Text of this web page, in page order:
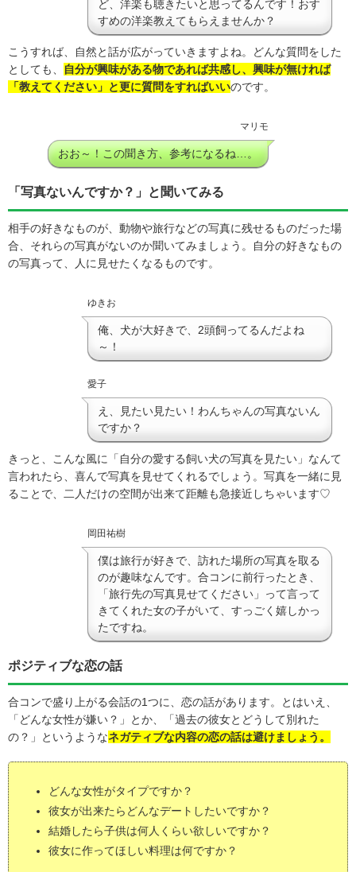
ど、洋楽も聴きたいと思ってるんです！おす
すめの洋楽教えてもらえませんか？
こうすれば、自然と話が広がっていきますよね。どんな質問をした
としても、
自分が興味がある物であれば共感し、興味が無ければ
「教えてください」と更に質問をすればいいのです。
マリモ
おお～！この聞き方、参考になるね…。
「写真ないんですか？」と聞いてみる
相手の好きなものが、動物や旅行などの写真に残せるものだった場
合、それらの写真がないのか聞いてみましょう。自分の好きなもの
の写真って、人に見せたくなるものです。
ゆきお
俺、犬が大好きで、2頭飼ってるんだよね
～！
愛子
え、見たい見たい！わんちゃんの写真ないん
ですか？
きっと、こんな風に「自分の愛する飼い犬の写真を見たい」なんて
言われたら、喜んで写真を見せてくれるでしょう。写真を一緒に見
ることで、二人だけの空間が出来て距離も急接近しちゃいます♡
岡田祐樹
僕は旅行が好きで、訪れた場所の写真を取る
のが趣味なんです。合コンに前行ったとき、
「旅行先の写真見せてください」って言って
きてくれた女の子がいて、すっごく嬉しかっ
たですね。
ポジティブな恋の話
合コンで盛り上がる会話の1つに、恋の話があります。とはいえ、
「どんな女性が嫌い？」とか、「過去の彼女とどうして別れた
の？」というようなネガティブな内容の恋の話は避けましょう。
どんな女性がタイプですか？
彼女が出来たらどんなデートしたいですか？
結婚したら子供は何人くらい欲しいですか？
彼女に作ってほしい料理は何ですか？